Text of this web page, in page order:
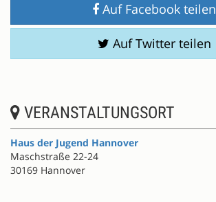
Auf Facebook teilen
Auf Twitter teilen
VERANSTALTUNGSORT
Haus der Jugend Hannover
Maschstraße 22-24
30169 Hannover